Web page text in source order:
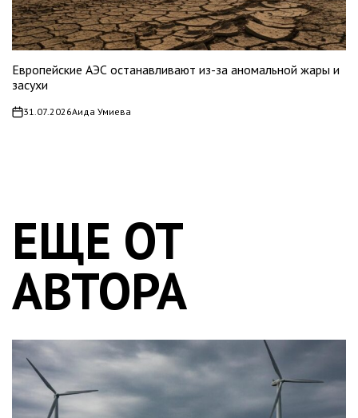
Европейские АЭС останавливают из-за аномальной жары и
засухи
on31.07.2026Аида Умиева
ЕЩЕ ОТ
АВТОРА